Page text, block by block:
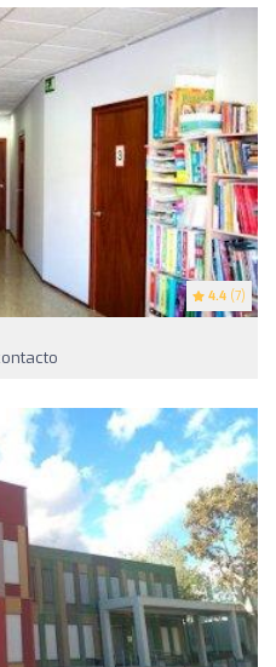
4.4 (7)